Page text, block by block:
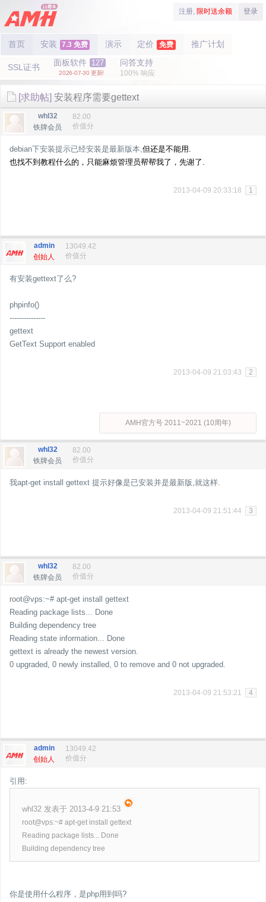
注册, 限时送余额 登录
首页 安装 7.3 免费 演示 定价 免费 推广计划
SSL证书 面板软件 127
2026-07-30 更新!
问答支持
100% 响应
[求助帖] 安装程序需要gettext
whl32
铁牌会员
82.00
价值分
debian下安装提示已经安装是最新版本,但还是不能用.
也找不到教程什么的，只能麻烦管理员帮帮我了，先谢了.
2013-04-09 20:33:18 1
admin
创始人
13049.42
价值分
有安装gettext了么?
phpinfo()
---------------
gettext
GetText Support enabled
2013-04-09 21:03:43 2
AMH官方号 2011~2021 (10周年)
whl32
铁牌会员
82.00
价值分
我apt-get install gettext 提示好像是已安装并是最新版,就这样.
2013-04-09 21:51:44 3
whl32
铁牌会员
82.00
价值分
root@vps:~# apt-get install gettext
Reading package lists... Done
Building dependency tree
Reading state information... Done
gettext is already the newest version.
0 upgraded, 0 newly installed, 0 to remove and 0 not upgraded.
2013-04-09 21:53:21 4
admin
创始人
13049.42
价值分
引用:
whl32 发表于 2013-4-9 21:53
root@vps:~# apt-get install gettext
Reading package lists... Done
Building dependency tree
你是使用什么程序，是php用到吗?